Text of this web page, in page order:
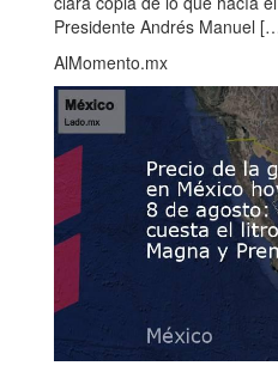
Presidente Andrés Manuel
AlMomento.mx